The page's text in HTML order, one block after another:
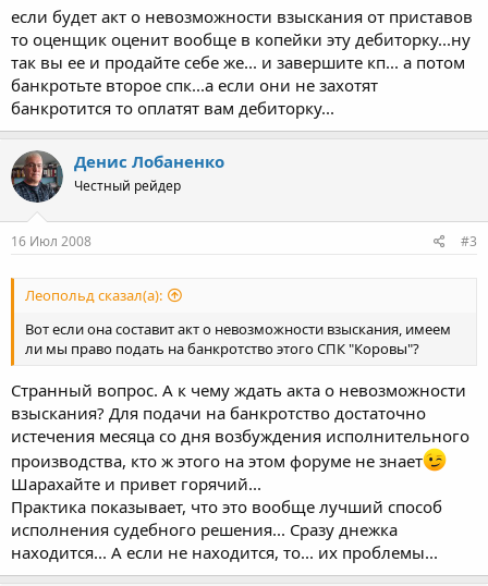
СПК "Коровы" от этой суммы перечислило порядка 12%, и СПК
"Бычки" на суммы недоплат выданы исполнительные листы.
Листы направлены приставам. К листам прилагался список
выведенного имущества (дабы облегчить приставам жизнь и
розыск имущества).
Пристав ограничилась тем, что выставила инкассо к счету СПК
"Коровы", а по поводу описи техники и скота сказала, что на это
имущество арест не может быть наложен в соответствии с
законом о сельхозкооперативах.
Недвижимость регистрировать ей не хочется (сказала: а вы
докажите, что это их недвижимость, на неё нет техпаспортов, и
в УФРС ничего не числится :redface
.
подтверждается? она же текущая, на неё нет исполнительных
листов :redface
, короче - мы ей явно мешаем жить.
Вот если она составит акт о невозможности взыскания, имеем
ли мы право подать на банкротство этого СПК "Коровы"?
Я понимаю, что тема о подаче заявления предприятием-
банкротом на признание несостоятельным кого-либо уже как-
то обсуждалась, и все же - может какие-то свежие мысли?
если будет акт о невозможности взыскания от приставов
то оценщик оценит вообще в копейки эту дебиторку...ну
так вы ее и продайте себе же... и завершите кп... а потом
банкротьте второе спк...а если они не захотят
банкротится то оплатят вам дебиторку...
Денис Лобаненко
Честный рейдер
16 Июл 2008 #3
Леопольд сказал(а):
Вот если она составит акт о невозможности взыскания, имеем
ли мы право подать на банкротство этого СПК "Коровы"?
Странный вопрос. А к чему ждать акта о невозможности
взыскания? Для подачи на банкротство достаточно
истечения месяца со дня возбуждения исполнительного
производства, кто ж этого на этом форуме не знает
Шарахайте и привет горячий...
Практика показывает, что это вообще лучший способ
исполнения судебного решения... Сразу днежка
находится... А если не находится, то... их проблемы...